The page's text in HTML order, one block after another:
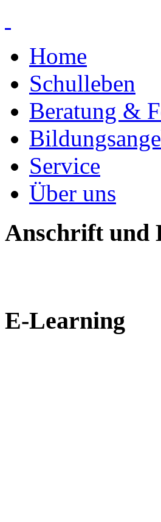
Home
Schulleben
Beratung &
Service
Über uns
Anschrift und
E-Learning